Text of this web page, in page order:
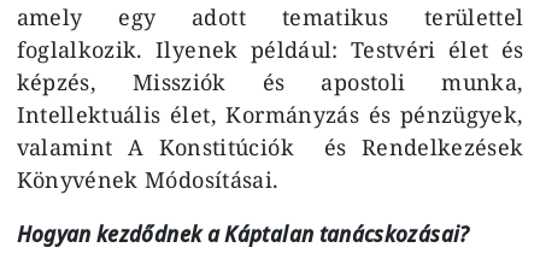
amely egy adott tematikus területtel
foglalkozik. Ilyenek például: Testvéri élet és
képzés, Missziók és apostoli munka,
Intellektuális élet, Kormányzás és pénzügyek,
valamint A Konstitúciók és Rendelkezések
Könyvének Módosításai.
Hogyan kezdődnek a Káptalan tanácskozásai?